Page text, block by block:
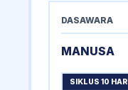
DASAWARA
MANUSA
SIKLUS 10 HARI